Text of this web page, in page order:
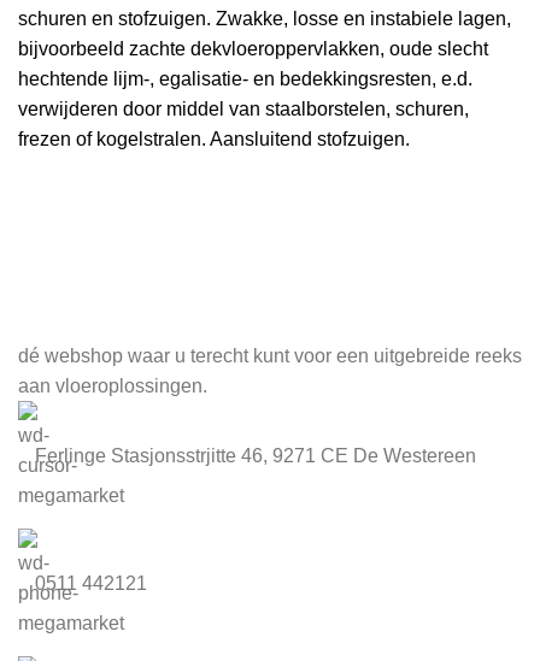
schuren en stofzuigen. Zwakke, losse en instabiele lagen,
bijvoorbeeld zachte dekvloeroppervlakken, oude slecht
hechtende lijm-, egalisatie- en bedekkingsresten, e.d.
verwijderen door middel van staalborstelen, schuren,
frezen of kogelstralen. Aansluitend stofzuigen.
dé webshop waar u terecht kunt voor een uitgebreide reeks
aan vloeroplossingen.
Ferlinge Stasjonsstrjitte 46, 9271 CE De Westereen
0511 442121